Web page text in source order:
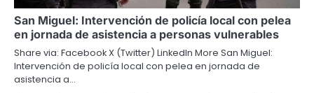
San Miguel: Intervención de policía local con pelea
en jornada de asistencia a personas vulnerables
Share via: Facebook X (Twitter) LinkedIn More San Miguel:
Intervención de policía local con pelea en jornada de
asistencia a…